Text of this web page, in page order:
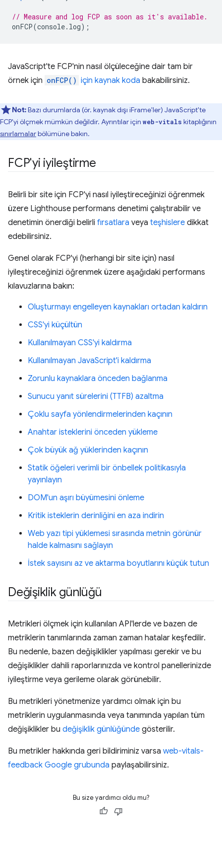
// Measure and log FCP as soon as it's available.
onFCP(console. log);
JavaScript'te FCP'nin nasıl ölçüleceğine dair tam bir
örnek için onFCP() için kaynak koda bakabilirsiniz.
Not:Bazı durumlarda (ör. kaynak dışı iFrame'ler) JavaScript'te
FCP'yi ölçmek mümkün değildir. Ayrıntılar için web-vitals kitaplığının
sınırlamalarbölümüne bakın.
FCP'yi iyileştirme
Belirli bir site için FCP'yi nasıl iyileştireceğinizi öğrenmek
üzere Lighthouse performans denetimi çalıştırabilir ve
denetimin önerdiği belirli fırsatlara veya teşhislere dikkat
edebilirsiniz.
Genel olarak FCP'yi (herhangi bir site için) nasıl
iyileştireceğinizi öğrenmek üzere aşağıdaki performans
kılavuzlarına bakın:
Oluşturmayı engelleyen kaynakları ortadan kaldırın
CSS'yi küçültün
Kullanılmayan CSS'yi kaldırma
Kullanılmayan JavaScript'i kaldırma
Zorunlu kaynaklara önceden bağlanma
Sunucu yanıt sürelerini (TTFB) azaltma
Çoklu sayfa yönlendirmelerinden kaçının
Anahtar isteklerini önceden yükleme
Çok büyük ağ yüklerinden kaçının
Statik öğeleri verimli bir önbellek politikasıyla
yayınlayın
DOM'un aşırı büyümesini önleme
Kritik isteklerin derinliğini en aza indirin
Web yazı tipi yüklemesi sırasında metnin görünür
halde kalmasını sağlayın
İstek sayısını az ve aktarma boyutlarını küçük tutun
Değişiklik günlüğü
Metrikleri ölçmek için kullanılan API'lerde ve bazen de
metriklerin tanımlarında zaman zaman hatalar keşfedilir.
Bu nedenle, bazen değişiklikler yapılması gerekir ve bu
değişiklikler dahili raporlarınızda ve kontrol panellerinizde
iyileştirme veya gerileme olarak görünebilir.
Bu metrikleri yönetmenize yardımcı olmak için bu
metriklerin uygulanmasında veya tanımında yapılan tüm
değişiklikler bu değişiklik günlüğünde gösterilir.
Bu metrikler hakkında geri bildiriminiz varsa web-vitals-
feedback Google grubunda paylaşabilirsiniz.
Bu size yardımcı oldu mu?